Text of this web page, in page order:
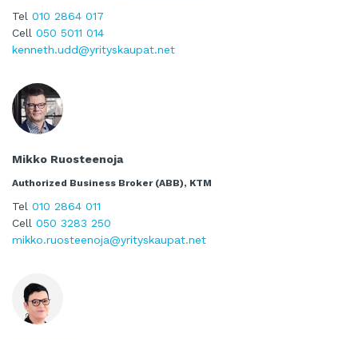
Tel 010 2864 017
Cell 050 5011 014
kenneth.udd@yrityskaupat.net
Mikko Ruosteenoja
Authorized Business Broker (ABB), KTM
Tel 010 2864 011
Cell 050 3283 250
mikko.ruosteenoja@yrityskaupat.net